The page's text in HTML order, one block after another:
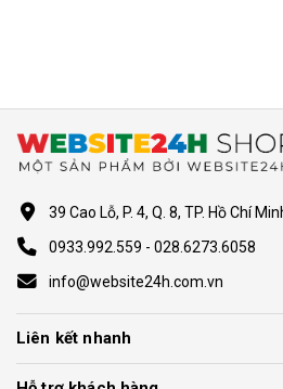
39 Cao Lỗ, P. 4, Q. 8, TP. Hồ Chí
0933.992.559 - 028.6273.6058
info@website24h.com.vn
Liên kết nhanh